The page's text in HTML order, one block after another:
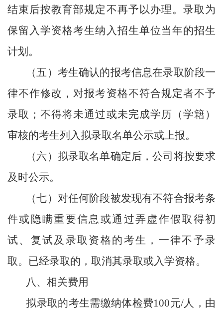
结束后按教育部规定不再予以办理。录取为
保留入学资格考生纳入招生单位当年的招生
计划。
（五）考生确认的报考信息在录取阶段一
律不作修改，对报考资格不符合规定者不予
录取；不得将未通过或未完成学历（学籍）
审核的考生列入拟录取名单公示或上报。
（六）拟录取名单确定后，公司将按要求
及时公示。
（七）对任何阶段被发现有不符合报考条
件或隐瞒重要信息或通过弄虚作假取得初
试、复试及录取资格的考生，一律不予录
取。已经录取的，取消其录取或入学资格。
八、相关费用
拟录取的考生需缴纳体检费100元/人，由